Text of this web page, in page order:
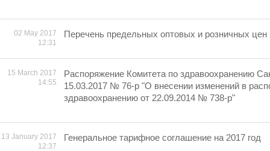
02 May 2017
12:31
Перечень предельных оптовых и розничных цен
15 March 2017
14:55
Распоряжение Комитета по здравоохранению
15.03.2017 № 76-р "О внесении изменений в
здравоохранению от 22.09.2014 № 738-р"
13 January 2017
12:37
Генеральное тарифное соглашение на 2017 год